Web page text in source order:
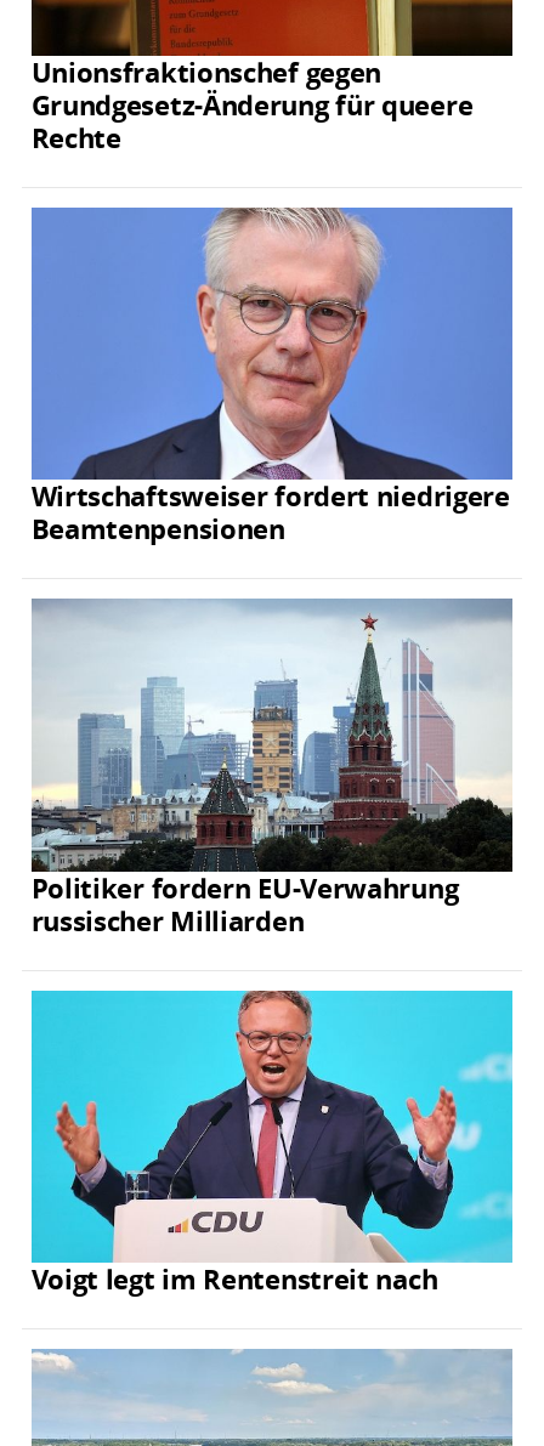
Unionsfraktionschef gegen
Grundgesetz-Änderung für queere
Rechte
Wirtschaftsweiser fordert niedrigere
Beamtenpensionen
Politiker fordern EU-Verwahrung
russischer Milliarden
Voigt legt im Rentenstreit nach